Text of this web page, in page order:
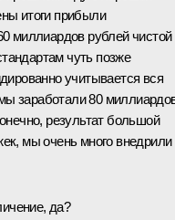
итоги прибыли
миллиардов рублей чистой
чуть позже
учитывается вся
заработали 80
результат большой
мы очень много внедрили
да?